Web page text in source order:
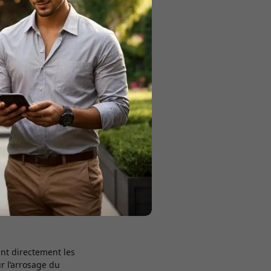
techniques
l’eau. Voici
et avec la
directement les
l’arrosage du
pour obtenir 10% de